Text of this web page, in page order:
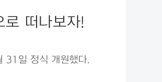
떠나보자!
31일 정식 개원했다.